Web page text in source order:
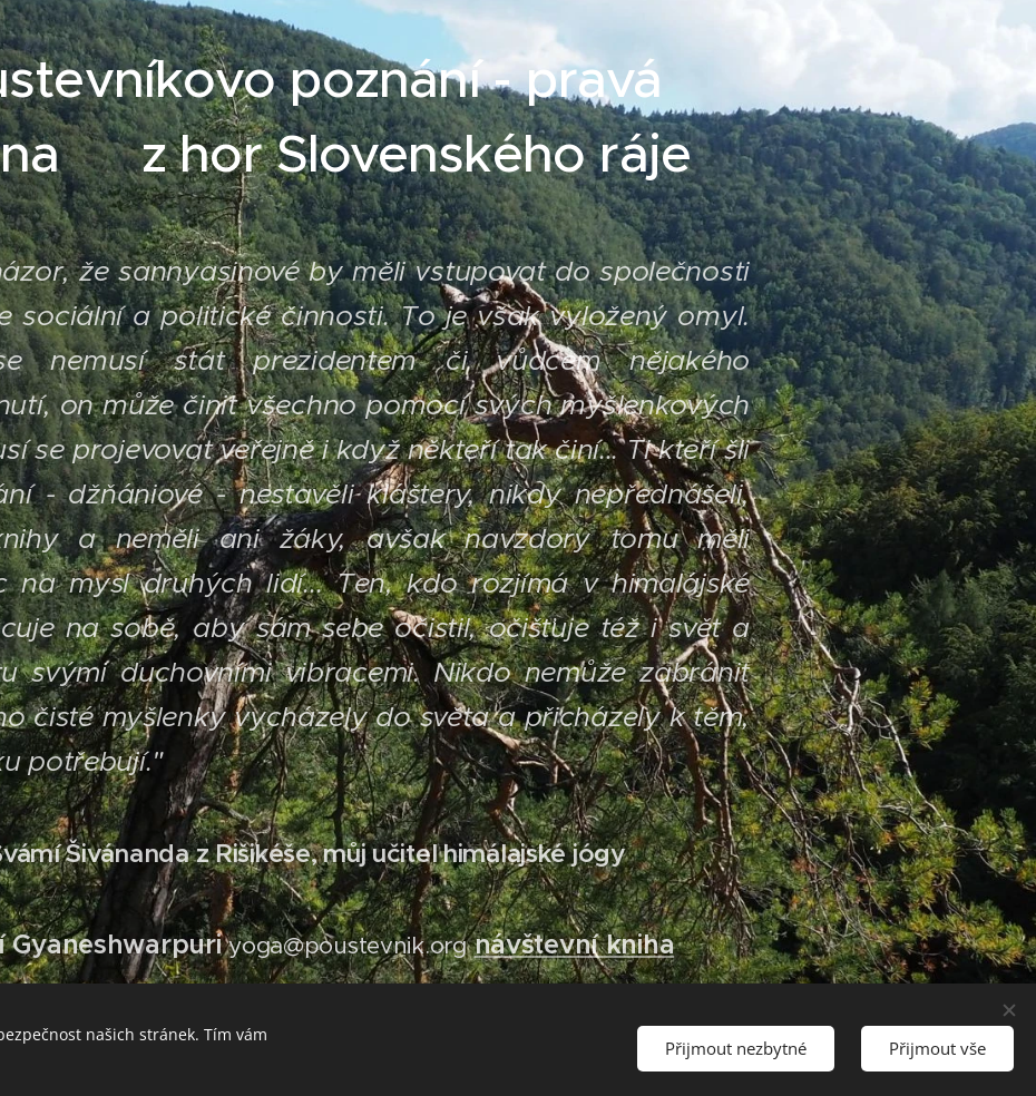
poznání - pravá
z hor Slovenského ráje
že sannyasinové by měli vstupovat do společnosti
sociální a politické činnosti. To je však vyložený omyl.
nemusí stát prezidentem či vůdcem nějakého
on může činit všechno pomocí svých myšlenkových
se projevovat veřejně i když někteří tak činí...Ti kteří šli
- džňániové - nestavěli kláštery, nikdy nepřednášeli,
a neměli ani žáky, avšak navzdory tomu měli
na mysl druhých lidí... Ten, kdo rozjímá v himalájské
na sobě, aby sám sebe očistil, očišťuje též i svět a
svými duchovními vibracemi. Nikdo nemůže zabránit
čisté myšlenky vycházely do světa a přicházely k těm,
potřebují."
Šivánanda z Rišikéše, můj učitel himálajské jógy
Gyaneshwarpuri yoga@poustevnik.org návštevní kniha
KARTA - Já nejsem konající, On, Bůh, Věčné Mistrovo vědomí je konající. Cookies
našich stránek. Tím vám
Přijmout nezbytné Přijmout vše